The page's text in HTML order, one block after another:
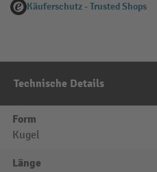
Käuferschutz - Trusted Shops
Technische Details
Form
Kugel
Länge